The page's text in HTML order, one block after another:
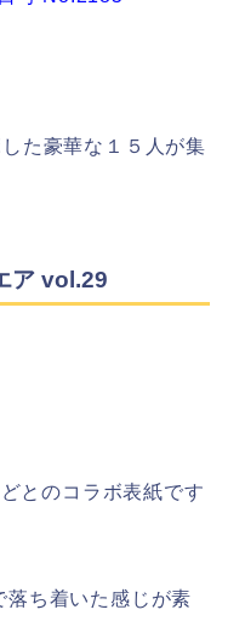
た豪華な１５人が集
ア vol.29
とのコラボ表紙です
落ち着いた感じが素